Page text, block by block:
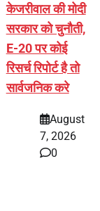
केजरीवाल की मोदी
सरकार को चुनौती,
E-20 पर कोई
रिसर्च रिपोर्ट है तो
सार्वजनिक करे
August
7, 2026
0